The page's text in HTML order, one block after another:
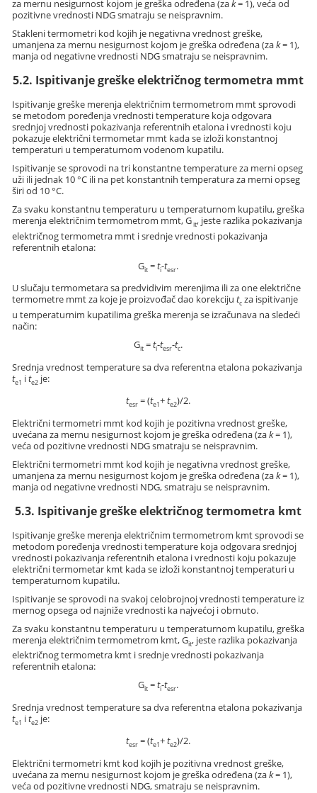
za mernu nesigurnost kojom je greška određena (zak= 1), veća od
pozitivne vrednosti NDG smatraju se neispravnim.
Stakleni termometri kod kojih je negativna vrednost greške,
umanjena za mernu nesigurnost kojom je greška određena (zak= 1),
manja od negativne vrednosti NDG smatraju se neispravnim.
5.2. Ispitivanje greške električnog termometra mmt
Ispitivanje greške merenja električnim termometrom mmt sprovodi
se metodom poređenja vrednosti temperature koja odgovara
srednjoj vrednosti pokazivanja referentnih etalona i vrednosti koju
pokazuje električni termometar mmt kada se izloži konstantnoj
temperaturi u temperaturnom vodenom kupatilu.
Ispitivanje se sprovodi na tri konstantne temperature za merni opseg
uži ili jednak 10 °C ili na pet konstantnih temperatura za merni opseg
širi od 10 °C.
Za svaku konstantnu temperaturu u temperaturnom kupatilu, greška
merenja električnim termometrom mmt, Git, jeste razlika pokazivanja
električnog termometra mmt i srednje vrednosti pokazivanja
referentnih etalona:
Git =ti-tesr.
U slučaju termometara sa predvidivim merenjima ili za one električne
termometre mmt za koje je proizvođač dao korekcijutc za ispitivanje
u temperaturnim kupatilima greška merenja se izračunava na sledeći
način:
Git =ti-tesr-tc.
Srednja vrednost temperature sa dva referentna etalona pokazivanja
te1 ite2 je:
tesr = (te1+te2)/2.
Električni termometri mmt kod kojih je pozitivna vrednost greške,
uvećana za mernu nesigurnost kojom je greška određena (zak= 1),
veća od pozitivne vrednosti NDG smatraju se neispravnim.
Električni termometri mmt kod kojih je negativna vrednost greške,
umanjena za mernu nesigurnost kojom je greška određena (zak= 1),
manja od negativne vrednosti NDG, smatraju se neispravnim.
5.3. Ispitivanje greške električnog termometra kmt
Ispitivanje greške merenja električnim termometrom kmt sprovodi se
metodom poređenja vrednosti temperature koja odgovara srednjoj
vrednosti pokazivanja referentnih etalona i vrednosti koju pokazuje
električni termometar kmt kada se izloži konstantnoj temperaturi u
temperaturnom kupatilu.
Ispitivanje se sprovodi na svakoj celobrojnoj vrednosti temperature iz
mernog opsega od najniže vrednosti ka najvećoj i obrnuto.
Za svaku konstantnu temperaturu u temperaturnom kupatilu, greška
merenja električnim termometrom kmt, Git, jeste razlika pokazivanja
električnog termometra kmt i srednje vrednosti pokazivanja
referentnih etalona:
Git =ti-tesr.
Srednja vrednost temperature sa dva referentna etalona pokazivanja
te1 ite2 je:
tesr = (te1+te2)/2.
Električni termometri kmt kod kojih je pozitivna vrednost greške,
uvećana za mernu nesigurnost kojom je greška određena (zak= 1),
veća od pozitivne vrednosti NDG, smatraju se neispravnim.